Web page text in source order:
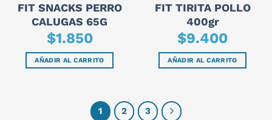
FIT SNACKS PERRO
CALUGAS 65G
$1.850
AÑADIR AL CARRITO
FIT TIRITA POLLO
400gr
$9.400
AÑADIR AL CARRITO
1 2 3